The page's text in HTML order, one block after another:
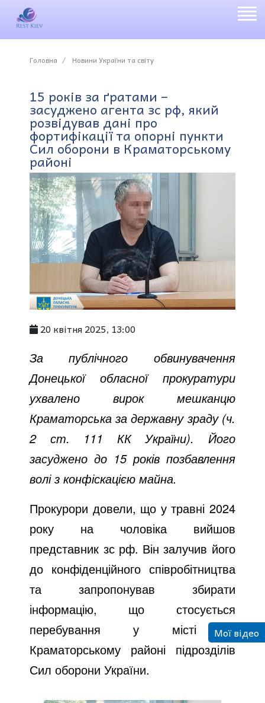
Головна Новини України та світу
15 років за ґратами –
засуджено агента зс рф, який
розвідував дані про
фортифікації та опорні пункти
Сил оборони в Краматорському
районі
20 квітня 2025, 13:00
За публічного обвинувачення
Донецької обласної прокуратури
ухвалено вирок мешканцю
Краматорська за державну зраду (ч.
2 ст. 111 КК України). Його
засуджено до 15 років позбавлення
волі з конфіскацією майна.
Прокурори довели, що у травні 2024
року на чоловіка вийшов
представник зс рф. Він залучив його
до конфіденційного співробітництва
та запропонував збирати
інформацію, що стосується
перебування у місті й
Краматорському районі підрозділів
Сил оборони України.
Мої відео